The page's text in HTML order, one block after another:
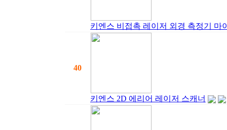
키엔스 비접촉 레이저 외경 측정기 마
40
키엔스 2D 에리어 레이저 스캐너